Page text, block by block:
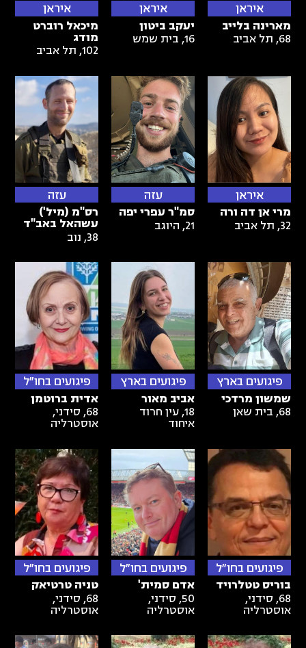
איראן
מארינה בלייב
68
, תל אביב
איראן
יעקב ביטון
16
, בית שמש
איראן
מיכאל רוברט
מודג
102
, תל אביב
איראן
מרי אן דה ורה
32
, תל אביב
עזה
סמ"ר עפרי יפה
21
, היוגב
עזה
רס"מ (מיל')
עשהאל באב"ד
38
, נוב
פיגועים בארץ
שמשון מרדכי
68
, בית שאן
פיגועים בארץ
אביב מאור
18
,עין חרוד
איחוד
פיגועים בחו"ל
אדית ברוטמן
68
, סידני,
אוסטרליה
פיגועים בחו"ל
בוריס טטלרויד
68
, סידני,
אוסטרליה
פיגועים בחו"ל
אדם סמית'
50
, סידני,
אוסטרליה
פיגועים בחו"ל
טניה טרטיאק
68
, סידני,
אוסטרליה